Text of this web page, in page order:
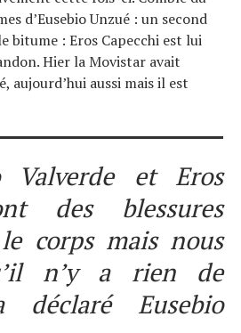
d’Eusebio Unzué : un second
bitume : Eros Capecchi est lui
Hier la Movistar avait
aujourd’hui aussi mais il est
Valverde et Eros
des blessures
corps mais nous
n’y a rien de
Eusebio